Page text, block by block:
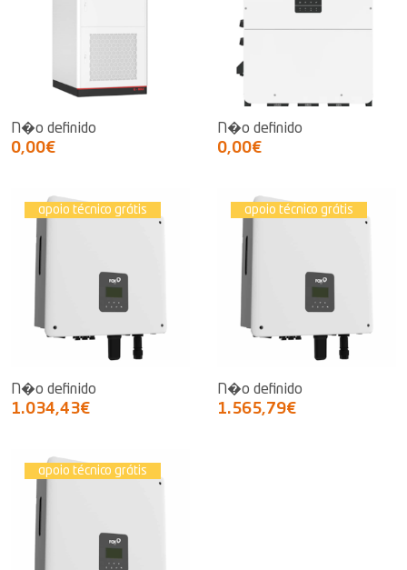
N�o definido
0,00€
N�o definido
0,00€
apoio técnico grátis
N�o definido
1.034,43€
apoio técnico grátis
N�o definido
1.565,79€
apoio técnico grátis